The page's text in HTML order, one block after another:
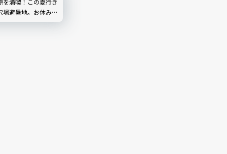
場避暑地。お休み処
しのひととき｜埼玉